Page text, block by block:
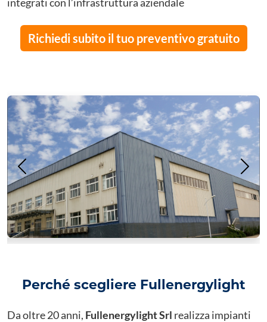
Richiedi subito il tuo preventivo gratuito
Precedente
Perché scegliere Fullenergylight
Da oltre 20 anni, Fullenergylight Srl realizza impianti